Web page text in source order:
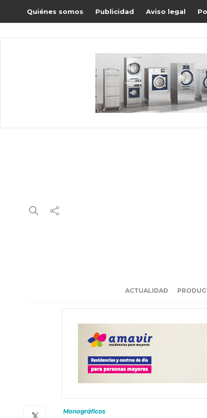
Quiénes somos Publicidad Aviso legal
ACTUALIDAD
Monográficos